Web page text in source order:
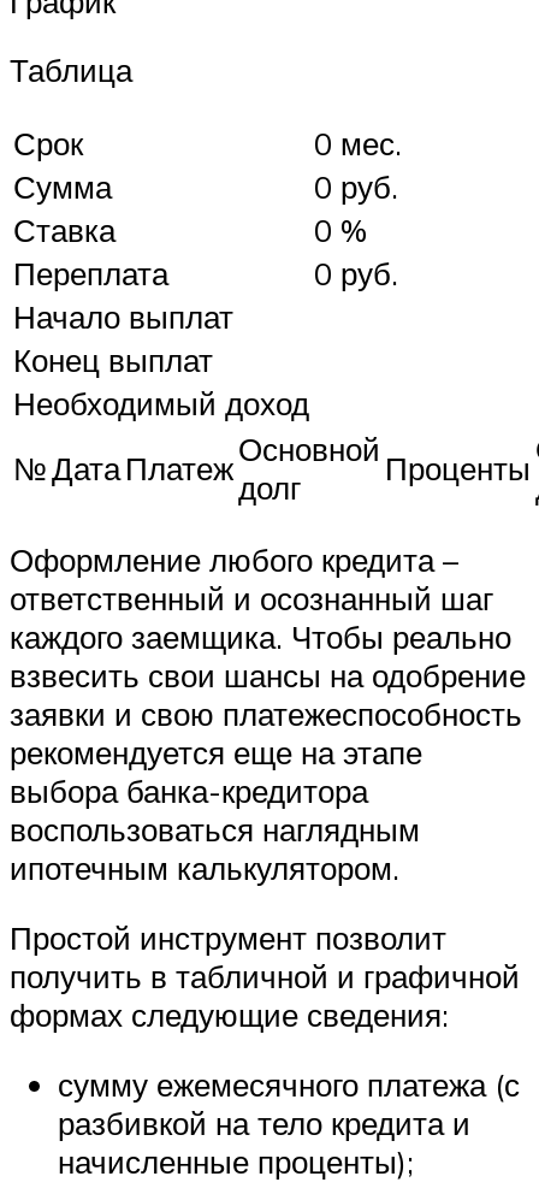
Таблица
Срок
0 мес.
Сумма
0 руб.
Ставка
0 %
Переплата
0 руб.
Начало выплат
Конец выплат
Необходимый доход
№ДатаПлатежОсновной
долг
Проценты
Оформление любого кредита –
ответственный и осознанный шаг
каждого заемщика. Чтобы реально
взвесить свои шансы на одобрение
заявки и свою платежеспособность
рекомендуется еще на этапе
выбора банка-кредитора
воспользоваться наглядным
ипотечным калькулятором.
Простой инструмент позволит
получить в табличной и графичной
формах следующие сведения:
сумму ежемесячного платежа (с
разбивкой на тело кредита и
начисленные проценты);